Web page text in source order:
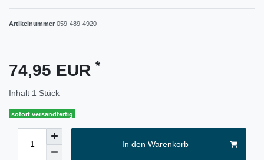
Artikelnummer 059-489-4920
74,95 EUR *
Inhalt 1 Stück
sofort versandfertig
In den Warenkorb